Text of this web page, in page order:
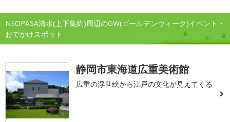
NEOPASA清水(上下集約)周辺のGW(ゴールデンウィーク)イベント・
おでかけスポット
静岡市東海道広重美術館
広重の浮世絵から江戸の文化が見えてくる